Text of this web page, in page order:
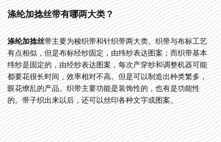
涤纶加捻丝带有哪两大类？
涤纶加捻丝带主要为梭织带和针织带两大类。织带与布标工艺
有点相似，但是布标经纱固定，由纬纱表达图案；而织带基本
纬纱是固定的，由经纱表达图案，每次产穿纱和调整机器可能
都要花很长时间，效率相对不高。但是可以制造出种类繁多，
眼花缭乱的产品。织带主要功能是装饰性的，也有是功能性
的。带子织出来以后，还可以丝印各种文字或图案。